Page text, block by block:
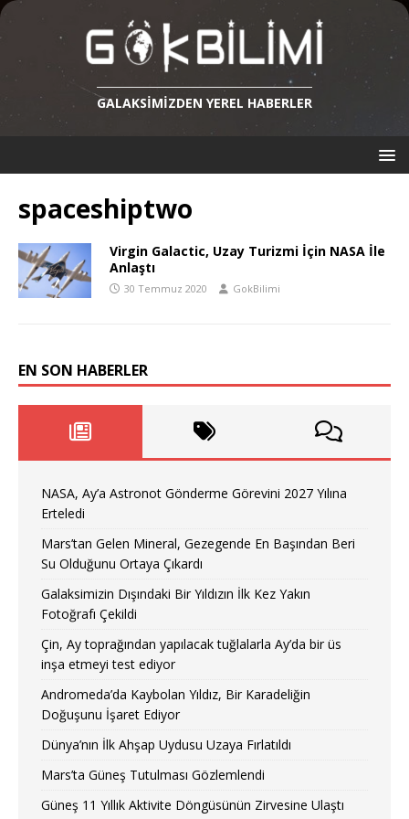
GALAKSIMIZDEN YEREL HABERLER
spaceshiptwo
Virgin Galactic, Uzay Turizmi İçin NASA İle
Anlaştı
30 Temmuz 2020 GokBilimi
EN SON HABERLER
NASA, Ay’a Astronot Gönderme Görevini 2027 Yılına
Erteledi
Mars’tan Gelen Mineral, Gezegende En Başından Beri
Su Olduğunu Ortaya Çıkardı
Galaksimizin Dışındaki Bir Yıldızın İlk Kez Yakın
Fotoğrafı Çekildi
Çin, Ay toprağından yapılacak tuğlalarla Ay’da bir üs
inşa etmeyi test ediyor
Andromeda’da Kaybolan Yıldız, Bir Karadeliğin
Doğuşunu İşaret Ediyor
Dünya’nın İlk Ahşap Uydusu Uzaya Fırlatıldı
Mars’ta Güneş Tutulması Gözlemlendi
Güneş 11 Yıllık Aktivite Döngüsünün Zirvesine Ulaştı